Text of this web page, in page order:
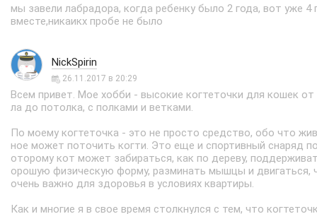
мы завели лабрадора, когда ребенку было 2 года, вот уже 4
вместе,никаикх пробе не было
NickSpirin
26.11.2017 в 20:29
Всем привет. Мое хобби - высокие когтеточки для кошек от
ла до потолка, с полками и ветками.
По моему когтеточка - это не просто средство, обо что
ное может поточить когти. Это еще и спортивный снаряд
оторому кот может забираться, как по дереву,
орошую физическую форму, разминать мышцы и двигаться,
очень важно для здоровья в условиях квартиры.
Как и многие я в свое время столкнулся с тем, что